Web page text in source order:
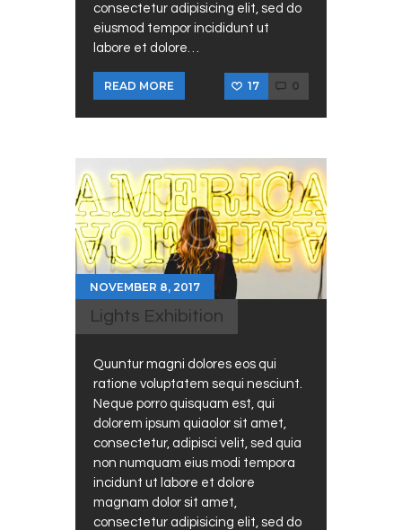
consectetur adipisicing elit, sed do
eiusmod tempor incididunt ut
labore et dolore…
READ MORE 17 0
NOVEMBER 8, 2017
Lights Exhibition
Quuntur magni dolores eos qui
ratione voluptatem sequi nesciunt.
Neque porro quisquam est, qui
dolorem ipsum quiaolor sit amet,
consectetur, adipisci velit, sed quia
non numquam eius modi tempora
incidunt ut labore et dolore
magnam dolor sit amet,
consectetur adipisicing elit, sed do